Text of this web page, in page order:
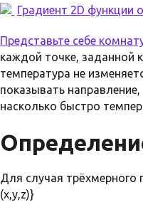
Градиент 2D функции
Представьте себе
каждой точке, заданной
температура не
показывать
насколько быстро
Для случая трёхмерного
(x,y,z)}